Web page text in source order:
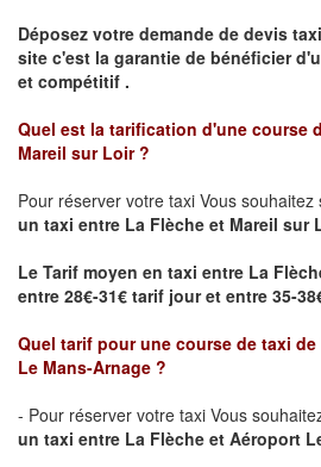
Déposez votre demande de devis
site c'est la garantie de bénéficier
et compétitif .
Quel est la tarification d'une course
Mareil sur Loir ?
Pour réserver votre taxi Vous souhaitez
un taxi entre La Flèche et Mareil sur
Le Tarif moyen en taxi entre La
entre 28€-31€ tarif jour et entre 35-
Quel tarif pour une course de taxi de
Le Mans-Arnage ?
- Pour réserver votre taxi Vous
un taxi entre La Flèche et Aéroport